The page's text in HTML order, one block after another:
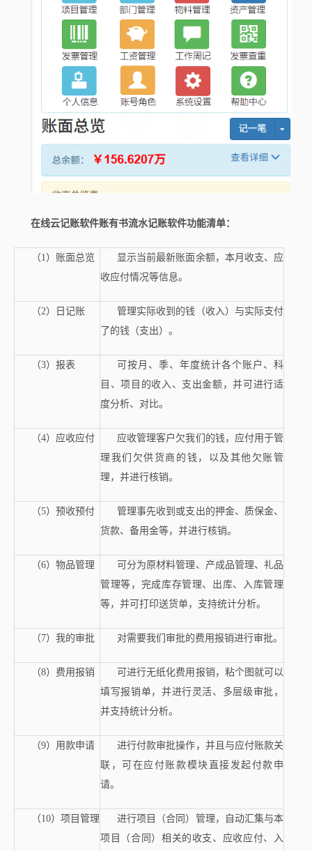
在线云记账软件账有书流水记账软件功能清单：
（1）账面总览
显示当前最新账面余额，本月收支、应
收应付情况等信息。
（2）日记账
管理实际收到的钱（收入）与实际支付
了的钱（支出）。
（3）报表
可按月、季、年度统计各个账户、科
目、项目的收入、支出金额，并可进行适
度分析、对比。
（4）应收应付
应收管理客户欠我们的钱，应付用于管
理我们欠供货商的钱，以及其他欠账管
理，并进行核销。
（5）预收预付
管理事先收到或支出的押金、质保金、
货款、备用金等，并进行核销。
（6）物品管理
可分为原材料管理、产成品管理、礼品
管理等，完成库存管理、出库、入库管理
等，并可打印送货单，支持统计分析。
（7）我的审批 对需要我们审批的费用报销进行审批。
（8）费用报销
可进行无纸化费用报销，粘个图就可以
填写报销单，并进行灵活、多层级审批，
并支持统计分析。
（9）用款申请
进行付款审批操作，并且与应付账款关
联，可在应付账款模块直接发起付款申
请。
（10）项目管理
进行项目（合同）管理，自动汇集与本
项目（合同）相关的收支、应收应付、入